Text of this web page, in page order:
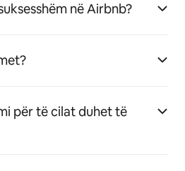
në Airbnb?
për të cilat duhet të